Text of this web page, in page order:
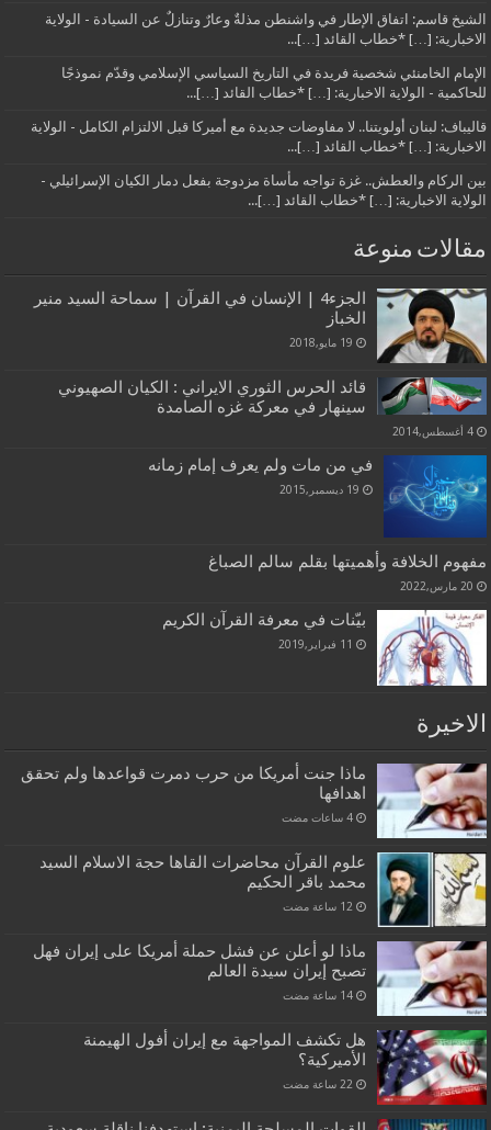
الشيخ قاسم: اتفاق الإطار في واشنطن مذلةٌ وعارٌ وتنازلٌ عن السيادة - الولاية
الاخبارية: […] *خطاب القائد […]...
الإمام الخامنئي شخصية فريدة في التاريخ السياسي الإسلامي وقدّم نموذجًا
للحاكمية - الولاية الاخبارية: […] *خطاب القائد […]...
قاليباف: لبنان أولويتنا.. لا مفاوضات جديدة مع أميركا قبل الالتزام الكامل - الولاية
الاخبارية: […] *خطاب القائد […]...
بين الركام والعطش.. غزة تواجه مأساة مزدوجة بفعل دمار الكيان الإسرائيلي -
الولاية الاخبارية: […] *خطاب القائد […]...
مقالات منوعة
الجزء4 | الإنسان في القرآن | سماحة السيد منير
الخباز
19 مايو,2018
قائد الحرس الثوري الايراني : الكيان الصهيوني
سينهار في معركة غزه الصامدة
4 أغسطس,2014
في من مات ولم يعرف إمام زمانه
19 ديسمبر,2015
مفهوم الخلافة وأهميتها بقلم سالم الصباغ
20 مارس,2022
بيّنات في معرفة القرآن الكريم
11 فبراير,2019
الاخيرة
ماذا جنت أمريكا من حرب دمرت قواعدها ولم تحقق
اهدافها
‏4 ساعات مضت
علوم القرآن محاضرات القاها حجة الاسلام السيد
محمد باقر الحكيم
ماذا لو أعلن عن فشل حملة أمريكا على إيران فهل
تصبح إيران سيدة العالم
‏14 ساعة مضت
هل تكشف المواجهة مع إيران أفول الهيمنة
الأميركية؟